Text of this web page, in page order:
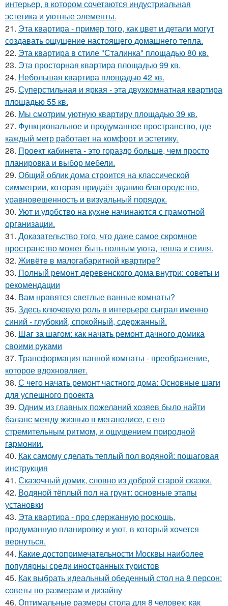
интерьер, в котором сочетаются индустриальная
эстетика и уютные элементы.
21. Эта квартира - пример того, как цвет и детали могут
создавать ощущение настоящего домашнего тепла.
22. Эта квартира в стиле "Сталинка" площадью 80 кв.
23. Эта просторная квартира площадью 99 кв.
24. Небольшая квартира площадью 42 кв.
25. Суперстильная и яркая - эта двухкомнатная квартира
площадью 55 кв.
26. Мы смотрим уютную квартиру площадью 39 кв.
27. Функциональное и продуманное пространство, где
каждый метр работает на комфорт и эстетику.
28. Проект кабинета - это гораздо больше, чем просто
планировка и выбор мебели.
29. Общий облик дома строится на классической
симметрии, которая придаёт зданию благородство,
уравновешенность и визуальный порядок.
30. Уют и удобство на кухне начинаются с грамотной
организации.
31. Доказательство того, что даже самое скромное
пространство может быть полным уюта, тепла и стиля.
32. Живёте в малогабаритной квартире?
33. Полный ремонт деревенского дома внутри: советы и
рекомендации
34. Вам нравятся светлые ванные комнаты?
35. Здесь ключевую роль в интерьере сыграл именно
синий - глубокий, спокойный, сдержанный.
36. Шаг за шагом: как начать ремонт дачного домика
своими руками
37. Трансформация ванной комнаты - преображение,
которое вдохновляет.
38. С чего начать ремонт частного дома: Основные шаги
для успешного проекта
39. Одним из главных пожеланий хозяев было найти
баланс между жизнью в мегаполисе, с его
стремительным ритмом, и ощущением природной
гармонии.
40. Как самому сделать теплый пол водяной: пошаговая
инструкция
41. Сказочный домик, словно из доброй старой сказки.
42. Водяной тёплый пол на грунт: основные этапы
установки
43. Эта квартира - про сдержанную роскошь,
продуманную планировку и уют, в который хочется
вернуться.
44. Какие достопримечательности Москвы наиболее
популярны среди иностранных туристов
45. Как выбрать идеальный обеденный стол на 8 персон:
советы по размерам и дизайну
46. Оптимальные размеры стола для 8 человек: как